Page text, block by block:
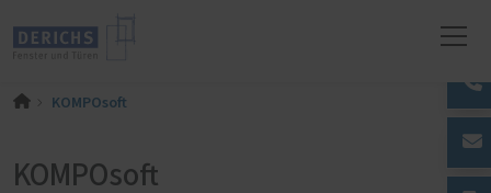
KOMPOsoft
KOMPOsoft